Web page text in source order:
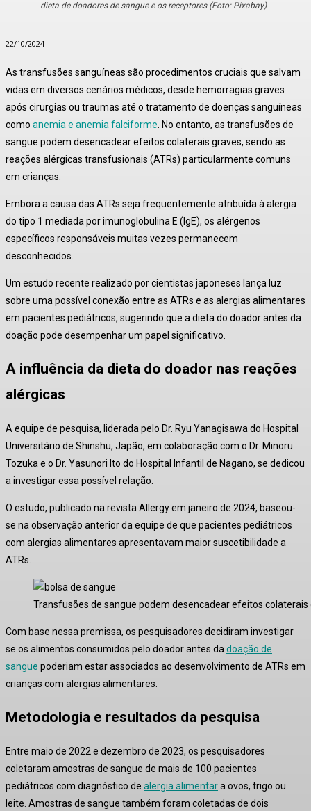
dieta de doadores de sangue e os receptores (Foto: Pixabay)
22/10/2024
As transfusões sanguíneas são procedimentos cruciais que salvam
vidas em diversos cenários médicos, desde hemorragias graves
após cirurgias ou traumas até o tratamento de doenças sanguíneas
como anemia e anemia falciforme No entanto, as transfusões de
sangue podem desencadear efeitos colaterais graves, sendo as
reações alérgicas transfusionais (ATRs) particularmente comuns
em crianças
Embora a causa das ATRs seja frequentemente atribuída à alergia
do tipo 1 mediada por imunoglobulina E (IgE), os alérgenos
específicos responsáveis muitas vezes permanecem
desconhecidos
Um estudo recente realizado por cientistas japoneses lança luz
sobre uma possível conexão entre as ATRs e as alergias alimentares
em pacientes pediátricos, sugerindo que a dieta do doador antes da
doação pode desempenhar um papel significativo
A influência da dieta do doador nas reações
alérgicas
A equipe de pesquisa, liderada pelo Dr. Ryu Yanagisawa do Hospital
Universitário de Shinshu, Japão, em colaboração com o Dr. Minoru
Tozuka e o Dr. Yasunori Ito do Hospital Infantil de Nagano, se dedicou
a investigar essa possível relação
O estudo, publicado na revista Allergyem janeiro de 2024, baseou-
se na observação anterior da equipe de que pacientes pediátricos
com alergias alimentares apresentavam maior suscetibilidade a
ATRs
Transfusões de sangue podem desencadear efeitos
Com base nessa premissa, os pesquisadores decidiram investigar
se os alimentos consumidos pelo doador antes da doação de
sangue poderiam estar associados ao desenvolvimento de ATRs em
crianças com alergias alimentares
Metodologia e resultados da pesquisa
Entre maio de 2022 e dezembro de 2023, os pesquisadores
coletaram amostras de sangue de mais de 100 pacientes
pediátricos com diagnóstico de alergia alimentara ovos, trigo ou
leite . Amostras de sangue também foram coletadas de dois